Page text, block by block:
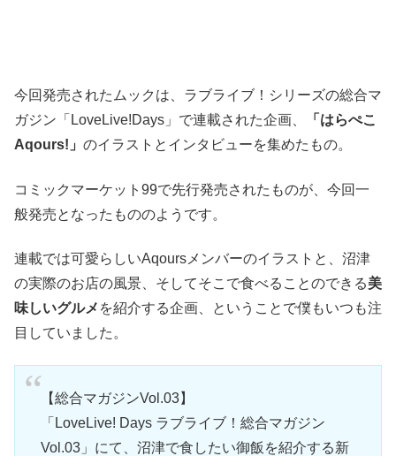
今回発売されたムックは、ラブライブ！シリーズの総合マ
ガジン「LoveLive!Days」で連載された企画、
「はらぺこ
Aqours!」 のイラストとインタビューを集めたもの。
コミックマーケット99で先行発売されたものが、今回一
般発売となったもののようです。
連載では可愛らしいAqoursメンバーのイラストと、沼津
の実際のお店の風景、そしてそこで食べることのできる美
味しいグルメ を紹介する企画、ということで僕もいつも注
目していました。
【総合マガジンVol.03】
「LoveLive! Days ラブライブ！総合マガジン
Vol.03」にて、沼津で食したい御飯を紹介する新